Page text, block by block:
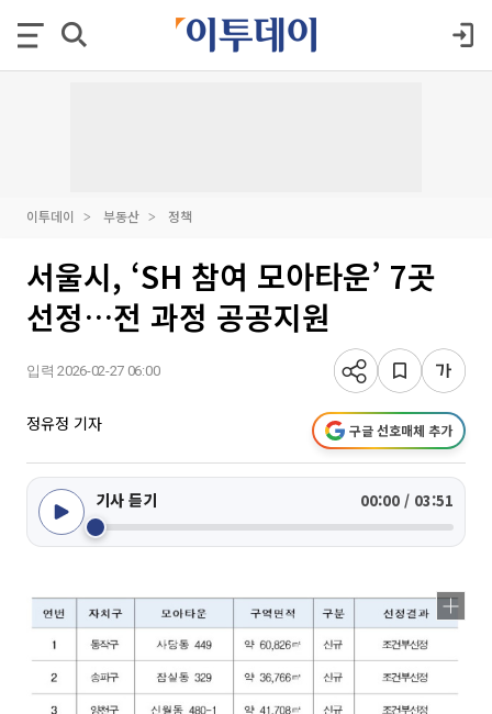
이투데이 부동산 정책
서울시, ‘SH 참여 모아타운’ 7곳
선정…전 과정 공공지원
입력 2026-02-27 06:00
정유정 기자 구글 선호매체 추가
기사 듣기 00:00 / 03:51